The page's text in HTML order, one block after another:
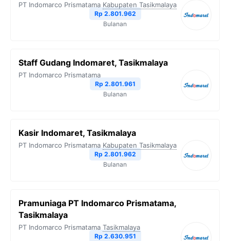
PT Indomarco Prismatama Kabupaten Tasikmalaya
Rp 2.801.962
Bulanan
Staff Gudang Indomaret, Tasikmalaya
PT Indomarco Prismatama
Rp 2.801.961
Bulanan
Kasir Indomaret, Tasikmalaya
PT Indomarco Prismatama Kabupaten Tasikmalaya
Rp 2.801.962
Bulanan
Pramuniaga PT Indomarco Prismatama,
Tasikmalaya
PT Indomarco Prismatama Tasikmalaya
Rp 2.630.951